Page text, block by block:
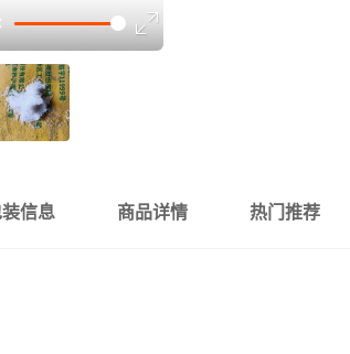
信息 商品详情 热门推荐